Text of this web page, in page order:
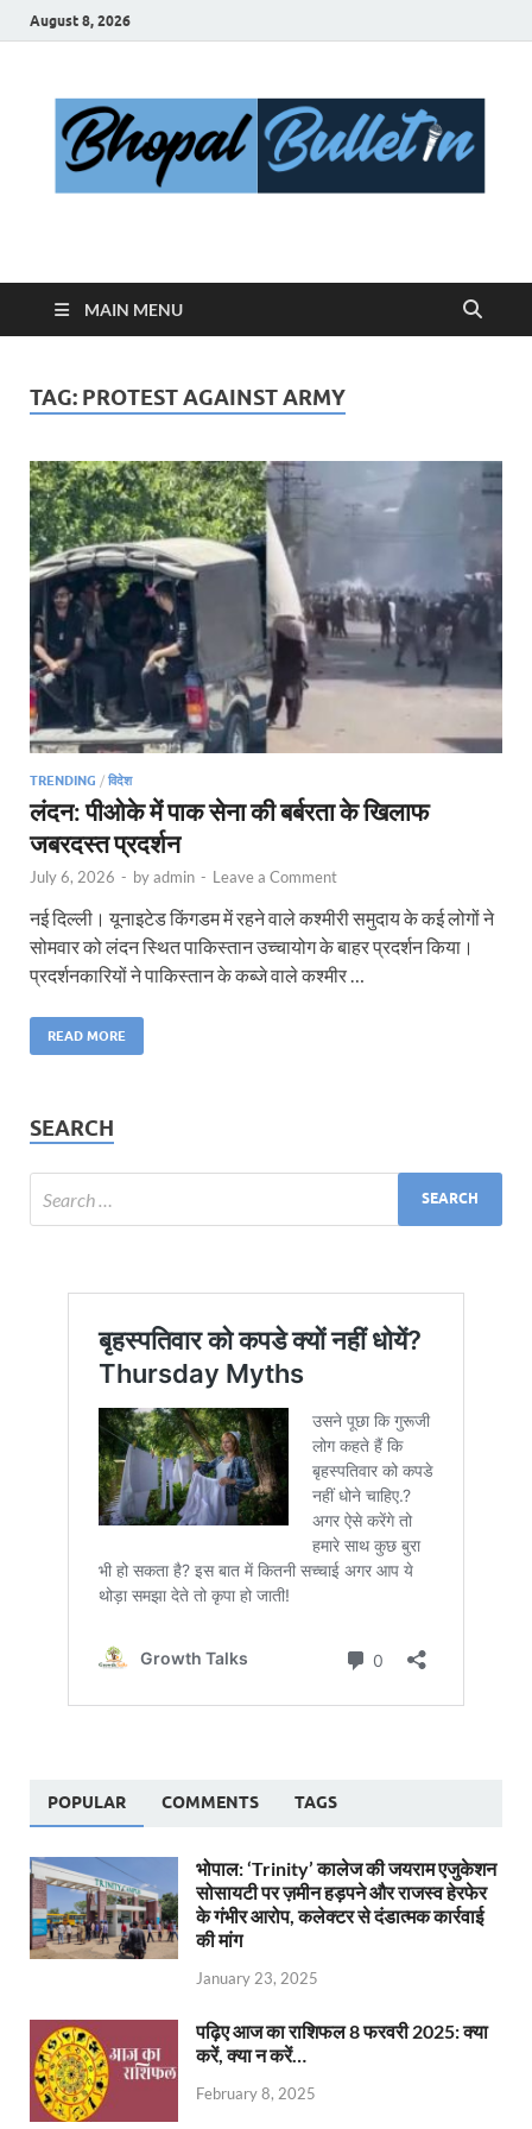
August 8, 2026
Bhopal Bulletin
MAIN MENU
TAG: PROTEST AGAINST ARMY
TRENDING / विदेश
लंदन: पीओके में पाक सेना की बर्बरता के खिलाफ
जबरदस्त प्रदर्शन
July 6, 2026 - byadmin - Leave a Comment
नई दिल्ली। यूनाइटेड किंगडम में रहने वाले कश्मीरी समुदाय के कई लोगों ने
सोमवार को लंदन स्थित पाकिस्तान उच्चायोग के बाहर प्रदर्शन किया।
प्रदर्शनकारियों ने पाकिस्तान के कब्जे वाले कश्मीर …
READ MORE
SEARCH
POPULAR COMMENTS TAGS
भोपाल: ‘Trinity’ कालेज की जयराम एजुकेशन
सोसायटी पर ज़मीन हड़पने और राजस्व हेरफेर
के गंभीर आरोप, कलेक्टर से दंडात्मक कार्रवाई
की मांग
January 23, 2025
पढ़िए आज का राशिफल 8 फरवरी 2025: क्या
करें, क्या न करें…
February 8, 2025